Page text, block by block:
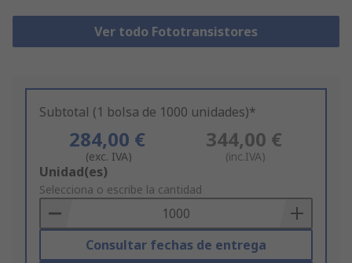
Ver todo Fototransistores
Subtotal (1 bolsa de 1000 unidades)*
284,00 €
(exc. IVA)
344,00 €
(inc.IVA)
Add
to
Basket
Unidad(es)
Selecciona o escribe la cantidad
Consultar fechas de entrega